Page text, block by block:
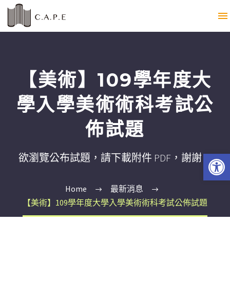
【美術】109學年度大
學入學美術術科考試公
佈試題
欲瀏覽公布試題，請下載附件 PDF，謝謝。
Home
最新消息
【美術】109學年度大學入學美術術科考試公佈試題